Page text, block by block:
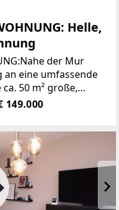
Helle,
der Mur
eine umfassende
50 m² große,
liegt im 2. Stock
(ohne Lift) und
149.000